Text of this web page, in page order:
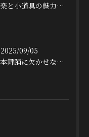
文楽と小道具の魅力探求
2025/09/05
日本舞踊に欠かせない小道具の魅力